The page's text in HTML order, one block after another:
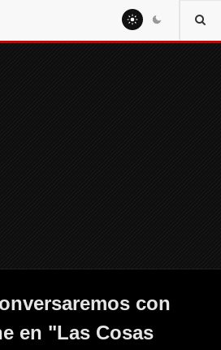
con
en "Las Cosas